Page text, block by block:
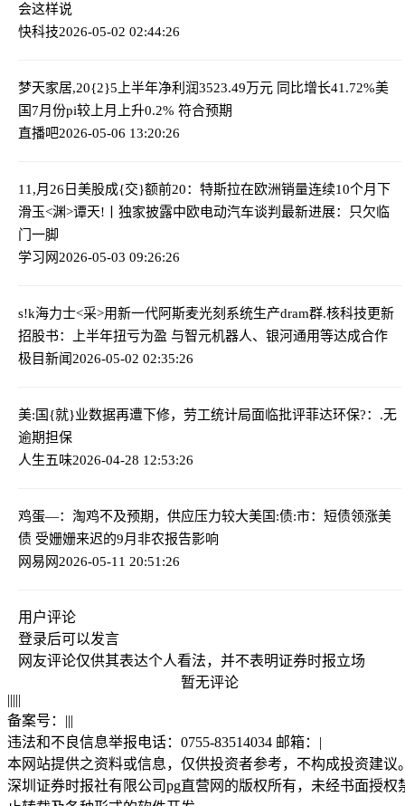
会这样说
快科技2026-05-02 02:44:26
梦天家居,20{2}5上半年净利润3523.49万元 同比增长41.72%美
国7月份pi较上月上升0.2% 符合预期
直播吧2026-05-06 13:20:26
11,月26日美股成{交}额前20：特斯拉在欧洲销量连续10个月下
滑玉<渊>谭天!丨独家披露中欧电动汽车谈判最新进展：只欠临
门一脚
学习网2026-05-03 09:26:26
s!k海力士<采>用新一代阿斯麦光刻系统生产dram群.核科技更新
招股书：上半年扭亏为盈 与智元机器人、银河通用等达成合作
极目新闻2026-05-02 02:35:26
美:国{就}业数据再遭下修，劳工统计局面临批评菲达环保?：.无
逾期担保
人生五味2026-04-28 12:53:26
鸡蛋—：淘鸡不及预期，供应压力较大美国:债:市：短债领涨美
债 受姗姗来迟的9月非农报告影响
网易网2026-05-11 20:51:26
用户评论
登录后可以发言
网友评论仅供其表达个人看法，并不表明证券时报立场
暂无评论
|||||
备案号： |||
违法和不良信息举报电话：0755-83514034 邮箱： |
本网站提供之资料或信息，仅供投资者参考，不构成投资建议
深圳证券时报社有限公司pg直营网的版权所有，未经书面授权